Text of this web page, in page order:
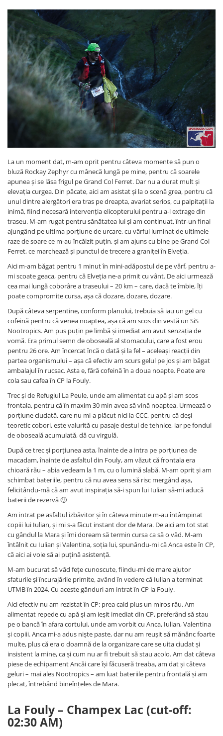
La un moment dat, m-am oprit pentru câteva momente să pun o
bluză Rockay Zephyr cu mânecă lungă pe mine, pentru că soarele
apunea și se lăsa frigul pe Grand Col Ferret. Dar nu a durat mult și
elevația curgea. Din păcate, aici am asistat și la o scenă grea, pentru că
unul dintre alergători era tras pe dreapta, avariat serios, cu palpitații la
inimă, fiind necesară intervenția elicopterului pentru a-l extrage din
traseu. M-am rugat pentru sănătatea lui și am continuat, într-un final
ajungând pe ultima porțiune de urcare, cu vârful luminat de ultimele
raze de soare ce m-au încălzit puțin, și am ajuns cu bine pe Grand Col
Ferret, ce marchează și punctul de trecere a graniței în Elveția.
Aici m-am băgat pentru 1 minut în mini-adăpostul de pe vârf, pentru a-
mi scoate geaca, pentru că Elveția ne-a primit cu vânt. De aici urmează
cea mai lungă coborâre a traseului – 20 km – care, dacă te îmbie, îți
poate compromite cursa, așa că dozare, dozare, dozare.
După câteva serpentine, conform planului, trebuia să iau un gel cu
cofeină pentru că venea noaptea, așa că am scos din vestă un SiS
Nootropics. Am pus puțin pe limbă și imediat am avut senzația de
vomă. Era primul semn de oboseală al stomacului, care a fost erou
pentru 26 ore. Am încercat încă o dată și la fel – aceleași reacții din
partea organismului – așa că efectiv am scurs gelul pe jos și am băgat
ambalajul în rucsac. Asta e, fără cofeină în a doua noapte. Poate are
cola sau cafea în CP la Fouly.
Trec și de Refugiul La Peule, unde am alimentat cu apă și am scos
frontala, pentru că în maxim 30 min avea să vină noaptea. Urmează o
porțiune ciudată, care nu mi-a plăcut nici la CCC, pentru că deși
teoretic cobori, este valurită cu pasaje destul de tehnice, iar pe fondul
de oboseală acumulată, dă cu virgulă.
După ce trec și porțiunea asta, înainte de a intra pe porțiunea de
macadam, înainte de asfaltul din Fouly, am văzut că frontala era
chioară rău – abia vedeam la 1 m, cu o lumină slabă. M-am oprit și am
schimbat bateriile, pentru că nu avea sens să risc mergând așa,
felicitându-mă că am avut inspirația să-i spun lui Iulian să-mi aducă
baterii de rezervă 🙂
Am intrat pe asfaltul izbăvitor și în câteva minute m-au întâmpinat
copiii lui Iulian, și mi s-a făcut instant dor de Mara. De aici am tot stat
cu gândul la Mara și îmi doream să termin cursa ca să o văd. M-am
întâlnit cu Iulian și Valentina, soția lui, spunându-mi că Anca este în CP,
că aici ai voie să ai puțină asistență.
M-am bucurat să văd fețe cunoscute, fiindu-mi de mare ajutor
sfaturile și încurajările primite, având în vedere că Iulian a terminat
UTMB în 2024. Cu aceste gânduri am intrat în CP la Fouly.
Aici efectiv nu am rezistat în CP: prea cald plus un miros rău. Am
alimentat repede cu apă și am ieșit imediat din CP, preferând să stau
pe o bancă în afara cortului, unde am vorbit cu Anca, Iulian, Valentina
și copiii. Anca mi-a adus niște paste, dar nu am reușit să mănânc foarte
multe, plus că era o doamnă de la organizare care se uita ciudat și
insistent la mine, ca și cum nu ar fi trebuit să stau acolo. Am dat câteva
piese de echipament Ancăi care își făcuseră treaba, am dat și câteva
geluri – mai ales Nootropics – am luat bateriile pentru frontală și am
plecat, întrebând bineînțeles de Mara.
La Fouly – Champex Lac (cut-off:
02:30 AM)